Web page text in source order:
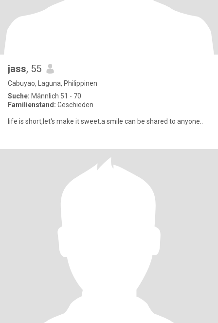
jass, 55
Cabuyao, Laguna, Philippinen
Suche: Männlich 51 - 70
Familienstand: Geschieden
life is short,let's make it sweet.a smile can be shared to anyone..